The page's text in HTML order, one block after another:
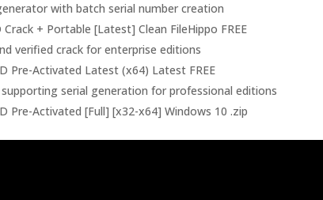
with batch serial number creation
Crack + Portable [Latest] Clean FileHippo FREE
verified crack for enterprise editions
Pre-Activated Latest (x64) Latest FREE
supporting serial generation for professional editions
Pre-Activated [Full] [x32-x64] Windows 10 .zip